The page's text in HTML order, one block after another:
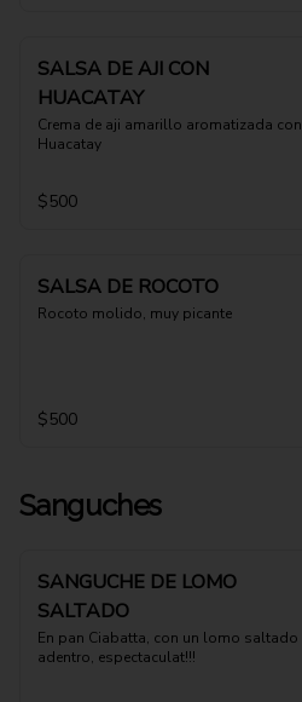
SALSA DE AJI CON
HUACATAY
Crema de aji amarillo aromatizada con
Huacatay
$500
SALSA DE ROCOTO
Rocoto molido, muy picante
$500
Sanguches
SANGUCHE DE LOMO
SALTADO
En pan Ciabatta, con un lomo saltado
adentro, espectaculat!!!